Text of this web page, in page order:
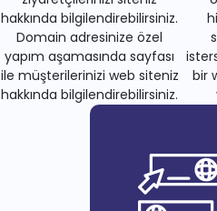
hakkında bilgilendirebilirsiniz.
Domain adresinize özel
yapım aşamasında sayfası
ile müşterilerinizi web siteniz
hakkında bilgilendirebilirsiniz.
bir